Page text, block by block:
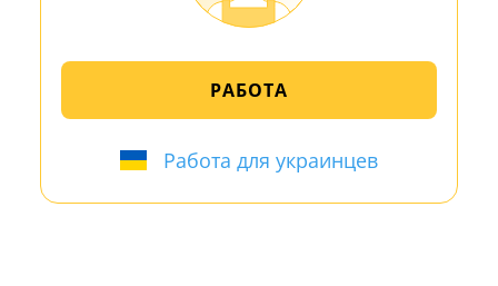
РАБОТА
Работа для украинцев